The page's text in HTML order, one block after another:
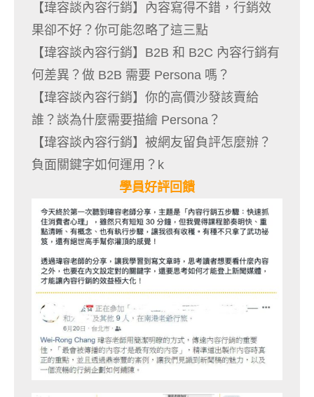
【瑋容談內容行銷】內容寫得不錯，行銷效
果卻不好？你可能忽略了這三點
【瑋容談內容行銷】B2B 和 B2C 內容行銷有
何差異？做 B2B 需要 Persona 嗎？
【瑋容談內容行銷】你的高價沙發該賣給
誰？談為什麼需要描繪 Persona？
【瑋容談內容行銷】被網友留負評怎麼辦？
負面關鍵字如何運用？k
學員好評回饋